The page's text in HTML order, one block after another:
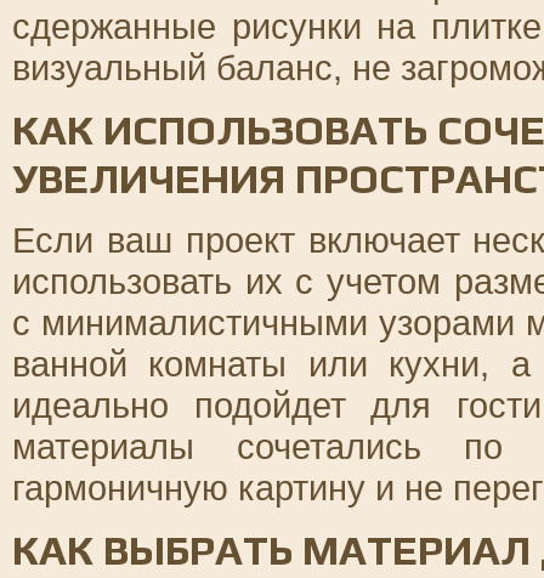
сдержанные рисунки на
визуальный баланс, не
КАК ИСПОЛЬЗОВАТЬ
УВЕЛИЧЕНИЯ
Если ваш проект включает
использовать их с учетом
с минималистичными узорами
ванной комнаты или кухни,
идеально подойдет для
материалы сочетались по
гармоничную картину и не
КАК ВЫБРАТЬ